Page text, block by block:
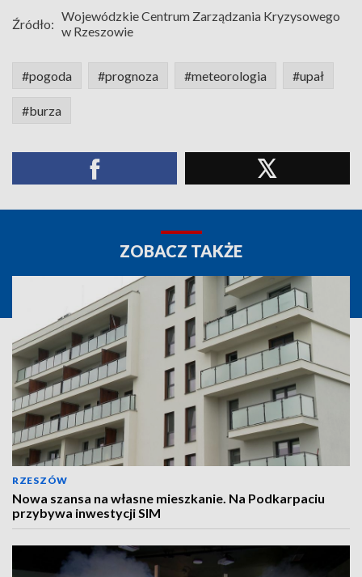
Źródło: Wojewódzkie Centrum Zarządzania Kryzysowego
w Rzeszowie
#pogoda #prognoza #meteorologia #upał
#burza
ZOBACZ TAKŻE
RZESZÓW
Nowa szansa na własne mieszkanie. Na Podkarpaciu
przybywa inwestycji SIM